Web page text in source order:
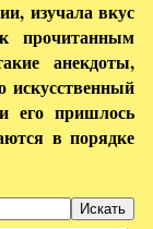
изучала вкус
прочитанным
анекдоты,
его пришлось
в порядке